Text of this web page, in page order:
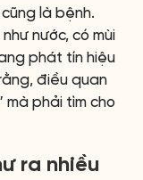
là bệnh.
nước, có mùi
phát tín hiệu
điều quan
mà phải tìm cho
ra nhiều